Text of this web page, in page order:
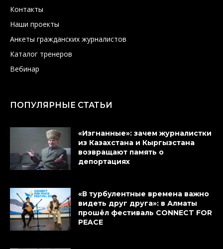
Контакты
Наши проекты
Анкеты гражданских журналистов
Каталог тренеров
Вебинар
ПОПУЛЯРНЫЕ СТАТЬИ
«Изгнанные»: зачем журналистки
из Казахстана и Кыргызстана
возвращают память о
депортациях
«В турбулентные времена важно
видеть друг друга»: в Алматы
прошёл фестиваль CONNECT FOR
PEACE